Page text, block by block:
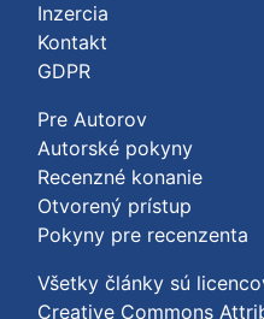
Inzercia
Kontakt
GDPR
Pre Autorov
Autorské pokyny
Recenzné konanie
Otvorený prístup
Pokyny pre recenzenta
Všetky články sú
Creative Commons